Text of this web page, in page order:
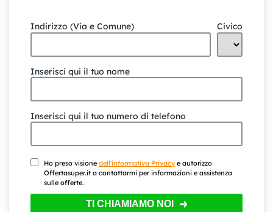
Indirizzo (Via e Comune) Civico
Inserisci qui il tuo nome
Inserisci qui il tuo numero di telefono
Ho preso visionedell'informativa Privacye autorizzo
Offertasuper.it a contattarmi per informazioni e assistenza
sulle offerte.
TI CHIAMIAMO NOI